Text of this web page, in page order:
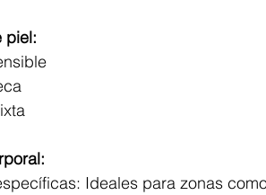
piel:
Ideales para zonas